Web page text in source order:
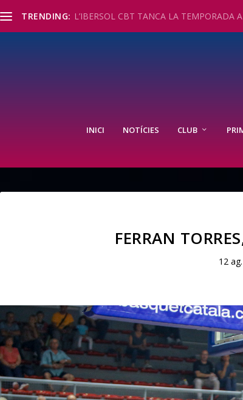
TRENDING: L’IBERSOL CBT TANCA LA TEMPORADA
INICI NOTÍCIES CLUB
FERRAN
12